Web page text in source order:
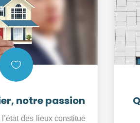

notre passion
des lieux constitue